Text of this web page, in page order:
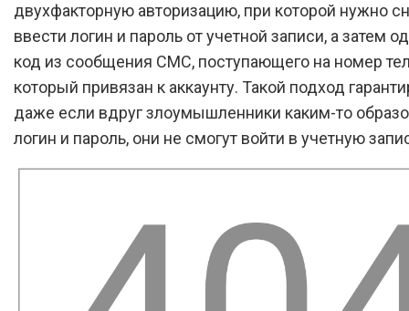
двухфакторную авторизацию, при которой нужно
ввести логин и пароль от учетной записи, а затем
код из сообщения СМС, поступающего на номер
который привязан к аккаунту. Такой подход
даже если вдруг злоумышленники каким-то
логин и пароль, они не смогут войти в учетную